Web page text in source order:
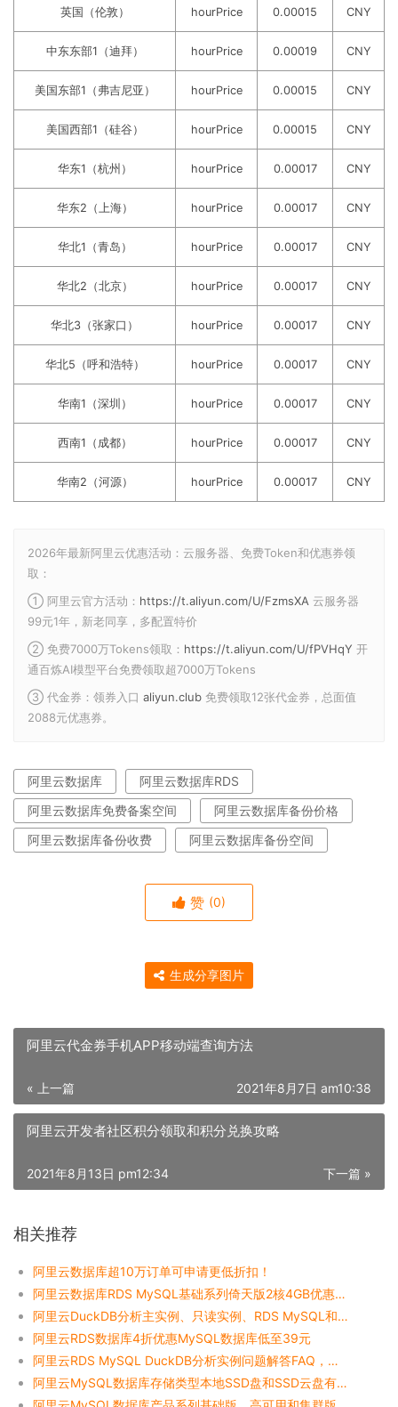
英国（伦敦） hourPrice 0.00015 CNY
中东东部1（迪拜） hourPrice 0.00019 CNY
美国东部1（弗吉尼亚） hourPrice 0.00015 CNY
美国西部1（硅谷） hourPrice 0.00015 CNY
华东1（杭州） hourPrice 0.00017 CNY
华东2（上海） hourPrice 0.00017 CNY
华北1（青岛） hourPrice 0.00017 CNY
华北2（北京） hourPrice 0.00017 CNY
华北3（张家口） hourPrice 0.00017 CNY
华北5（呼和浩特） hourPrice 0.00017 CNY
华南1（深圳） hourPrice 0.00017 CNY
西南1（成都） hourPrice 0.00017 CNY
华南2（河源） hourPrice 0.00017 CNY
2026年最新阿里云优惠活动：云服务器、免费Token和优惠券领
取：
① 阿里云官方活动： https://t.aliyun.com/U/FzmsXA 云服务器
99元1年，新老同享，多配置特价
② 免费7000万Tokens领取： https://t.aliyun.com/U/fPVHqY 开
通百炼AI模型平台免费领取超7000万Tokens
③ 代金券：领券入口 aliyun.club 免费领取12张代金券，总面值
2088元优惠券。
阿里云数据库
阿里云数据库RDS
阿里云数据库免费备案空间
阿里云数据库备份价格
阿里云数据库备份收费
阿里云数据库备份空间
赞 (0)
生成分享图片
阿里云代金券手机APP移动端查询方法
« 上一篇 2021年8月7日 am10:38
阿里云开发者社区积分领取和积分兑换攻略
下一篇 »
2021年8月13日 pm12:34
相关推荐
阿里云数据库超10万订单可申请更低折扣！
阿里云数据库RDS MySQL基础系列倚天版2核4GB优惠价格227元一年
阿里云DuckDB分析主实例、只读实例、RDS MySQL和OLAP数据库区别对比
阿里云RDS数据库4折优惠MySQL数据库低至39元
阿里云RDS MySQL DuckDB分析实例问题解答FAQ，一看就懂~
阿里云MySQL数据库存储类型本地SSD盘和SSD云盘有什么区别？